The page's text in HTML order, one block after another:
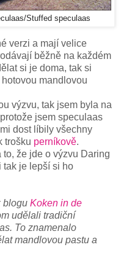
Stuffed speculaas
verzi a mají velice
běžně na každém
si je doma, tak si
mandlovou
výzvu, tak jsem byla na
jsem speculaas
dost líbily všechny
trošku perníkově.
že jde o výzvu Daring
tak je lepší si ho
blogu Koken in de
udělali tradiční
To znamenalo
mandlovou pastu a